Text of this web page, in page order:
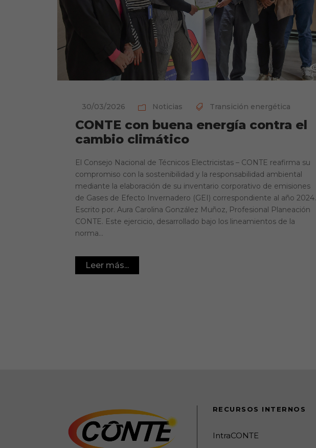
30/03/2026 Noticias Transición energética
CONTE con buena energía contra el
cambio climático
El Consejo Nacional de Técnicos Electricistas – CONTE reafirma su
compromiso con la sostenibilidad y la responsabilidad ambiental
mediante la elaboración de su inventario corporativo de emisiones
de Gases de Efecto Invernadero (GEI) correspondiente al año 2024.
Escrito por. Aura Carolina González Muñoz, Profesional Planeación
CONTE. Este ejercicio, desarrollado bajo los lineamientos de la
norma...
Leer más...
RECURSOS INTERNOS
IntraCONTE